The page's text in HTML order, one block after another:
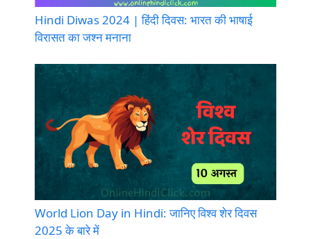
Hindi Diwas 2024 | हिंदी दिवस: भारत की भाषाई
विरासत का जश्न मनाना
World Lion Day in Hindi: जानिए विश्व शेर दिवस
2025 के बारे में